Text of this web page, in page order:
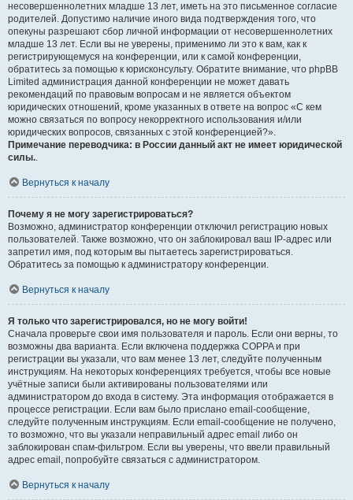
несовершеннолетних младше 13 лет, иметь на это письменное согласие
родителей. Допустимо наличие иного вида подтверждения того, что
опекуны разрешают сбор личной информации от несовершеннолетних
младше 13 лет. Если вы не уверены, применимо ли это к вам, как к
регистрирующемуся на конференции, или к самой конференции,
обратитесь за помощью к юрисконсульту. Обратите внимание, что phpBB
Limited администрация данной конференции не может давать
рекомендаций по правовым вопросам и не является объектом
юридических отношений, кроме указанных в ответе на вопрос «С кем
можно связаться по вопросу некорректного использования и/или
юридических вопросов, связанных с этой конференцией?».
Примечание переводчика: в России данный акт не имеет юридической
силы..
Вернуться к началу
Почему я не могу зарегистрироваться?
Возможно, администратор конференции отключил регистрацию новых
пользователей. Также возможно, что он заблокировал ваш IP-адрес или
запретил имя, под которым вы пытаетесь зарегистрироваться.
Обратитесь за помощью к администратору конференции.
Вернуться к началу
Я только что зарегистрировался, но не могу войти!
Сначала проверьте свои имя пользователя и пароль. Если они верны, то
возможны два варианта. Если включена поддержка COPPA и при
регистрации вы указали, что вам менее 13 лет, следуйте полученным
инструкциям. На некоторых конференциях требуется, чтобы все новые
учётные записи были активированы пользователями или
администратором до входа в систему. Эта информация отображается в
процессе регистрации. Если вам было прислано email-сообщение,
следуйте полученным инструкциям. Если email-сообщение не получено,
то возможно, что вы указали неправильный адрес email либо он
заблокирован спам-фильтром. Если вы уверены, что ввели правильный
адрес email, попробуйте связаться с администратором.
Вернуться к началу